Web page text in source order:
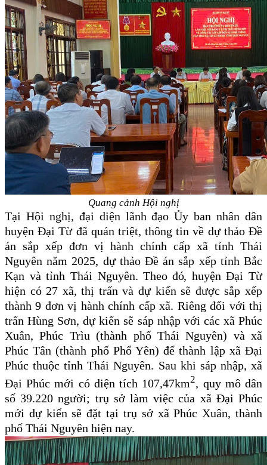
Quang cảnh Hội nghị
Tại Hội nghị, đại diện lãnh đạo Ủy ban nhân dân
huyện Đại Từ đã quán triệt, thông tin về dự thảo Đề
án sắp xếp đơn vị hành chính cấp xã tỉnh Thái
Nguyên năm 2025, dự thảo Đề án sắp xếp tỉnh Bắc
Kạn và tỉnh Thái Nguyên. Theo đó, huyện Đại Từ
hiện có 27 xã, thị trấn và dự kiến sẽ được sắp xếp
thành 9 đơn vị hành chính cấp xã. Riêng đối với thị
trấn Hùng Sơn, dự kiến sẽ sáp nhập với các xã Phúc
Xuân, Phúc Trìu (thành phố Thái Nguyên) và xã
Phúc Tân (thành phố Phổ Yên) để thành lập xã Đại
Phúc thuộc tỉnh Thái Nguyên. Sau khi sáp nhập, xã
Đại Phúc mới có diện tích 107,47km2, quy mô dân
số 39.220 người; trụ sở làm việc của xã Đại Phúc
mới dự kiến sẽ đặt tại trụ sở xã Phúc Xuân, thành
phố Thái Nguyên hiện nay.